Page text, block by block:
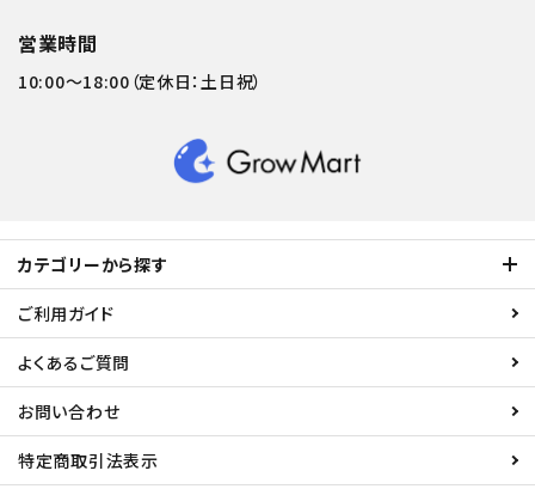
営業時間
10:00～18:00（定休日：土日祝）
カテゴリーから探す
ご利用ガイド
よくあるご質問
お問い合わせ
特定商取引法表示